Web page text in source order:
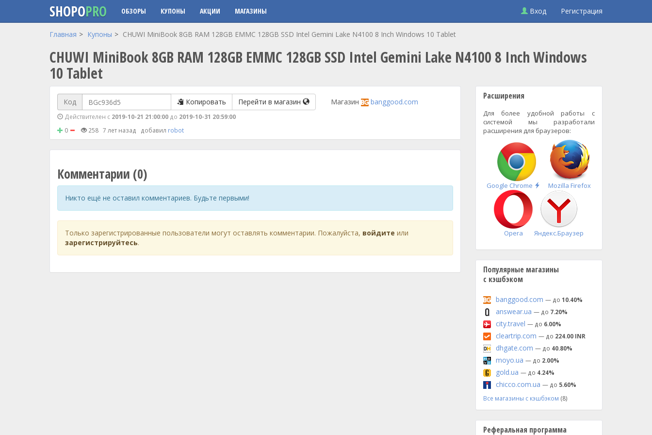
Перейти к основному содержанию
SHOPOPRO ОБЗОРЫ КУПОНЫ АКЦИИ МАГАЗИНЫ Вход Регистрация
Главная Купоны CHUWI MiniBook 8GB RAM 128GB EMMC 128GB SSD Intel Gemini Lake N4100 8 Inch Windows 10 Tablet
CHUWI MiniBook 8GB RAM 128GB EMMC 128GB SSD Intel Gemini Lake N4100 8 Inch Windows
10 Tablet
Код Копировать Перейти в магазин
Действителен с 2019-10-21 21:00:00 до 2019-10-31 20:59:00
Магазин banggood.com
0 258 7 лет назад добавил robot
Комментарии (0)
Никто ещё не оставил комментариев. Будьте первыми!
Только зарегистрированные пользователи могут оставлять комментарии. Пожалуйста, войдите или
зарегистрируйтесь.
Расширения
Для более удобной работы с
системой мы разработали
расширения для браузеров:
Google Chrome
Быстрая
установка
Mozilla Firefox
Opera Яндекс.Браузер
Популярные магазины
с кэшбэком
banggood.com — до 10.40%
answear.ua — до 7.20%
city.travel — до 6.00%
cleartrip.com — до 224.00 INR
dhgate.com — до 40.80%
moyo.ua — до 2.00%
gold.ua — до 4.24%
chicco.com.ua — до 5.60%
Все магазины с кэшбэком (8)
Реферальная программа